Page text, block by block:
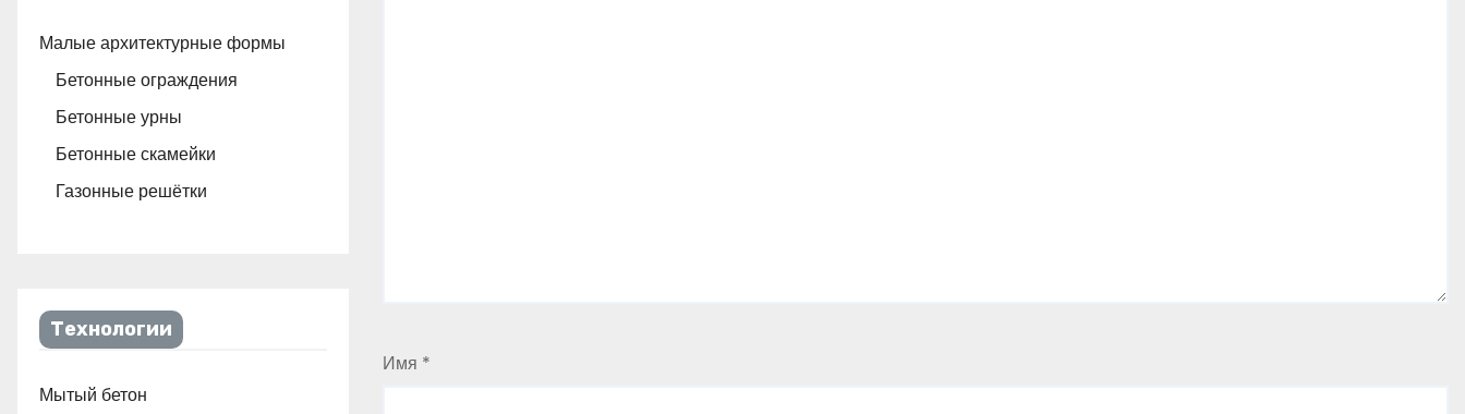
Малые архитектурные формы
Бетонные ограждения
Бетонные урны
Бетонные скамейки
Газонные решётки
Технологии
Мытый бетон
Имя *